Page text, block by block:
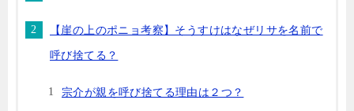
【崖の上のポニョ考察】そうすけはなぜリサを名前で
呼び捨てる？
宗介が親を呼び捨てる理由は２つ？